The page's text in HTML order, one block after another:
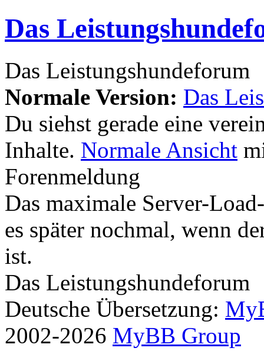
Das
Das Leistungshundeforum
Normale Version: Das
Du siehst gerade eine
Inhalte. Normale Ansicht
Forenmeldung
Das maximale Server-
es später nochmal, wenn
ist.
Das Leistungshundeforum
Deutsche Übersetzung:
2002-2026 MyBB Group